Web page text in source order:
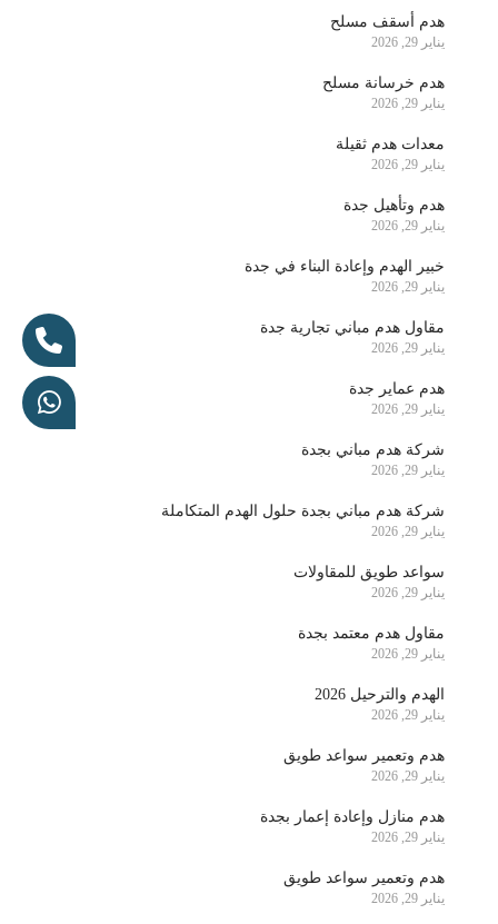
هدم أسقف مسلح
يناير 29, 2026
هدم خرسانة مسلح
يناير 29, 2026
معدات هدم ثقيلة
يناير 29, 2026
هدم وتأهيل جدة
يناير 29, 2026
خبير الهدم وإعادة البناء في جدة
يناير 29, 2026
مقاول هدم مباني تجارية جدة
يناير 29, 2026
هدم عماير جدة
يناير 29, 2026
شركة هدم مباني بجدة
يناير 29, 2026
شركة هدم مباني بجدة حلول الهدم المتكاملة
يناير 29, 2026
سواعد طويق للمقاولات
يناير 29, 2026
مقاول هدم معتمد بجدة
يناير 29, 2026
الهدم والترحيل 2026
يناير 29, 2026
هدم وتعمير سواعد طويق
يناير 29, 2026
هدم منازل وإعادة إعمار بجدة
يناير 29, 2026
هدم وتعمير سواعد طويق
يناير 29, 2026